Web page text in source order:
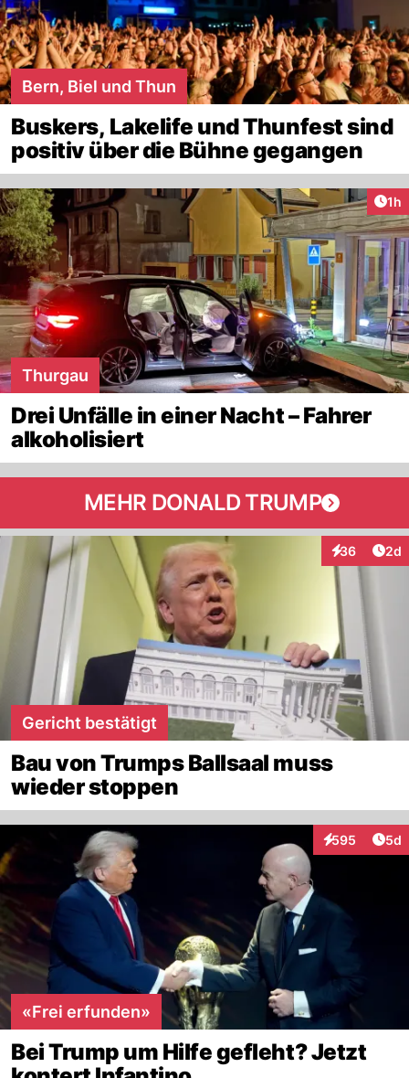
Bern, Biel und Thun
Buskers, Lakelife und Thunfest sind
positiv über die Bühne gegangen
1h
Thurgau
Drei Unfälle in einer Nacht – Fahrer
alkoholisiert
MEHR DONALD TRUMP
36
Interaktionen
2d
Gericht bestätigt
Bau von Trumps Ballsaal muss
wieder stoppen
595
Interaktionen
5d
«Frei erfunden»
Bei Trump um Hilfe gefleht? Jetzt